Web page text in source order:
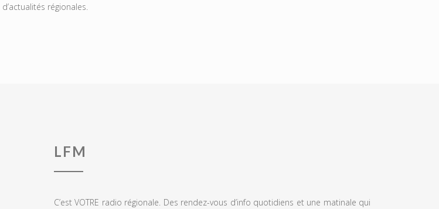
d’actualités régionales.
LFM
C’est VOTRE radio régionale. Des rendez-vous d’info quotidiens et une matinale qui